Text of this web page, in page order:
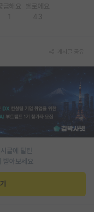
글에 달린
받아보세요